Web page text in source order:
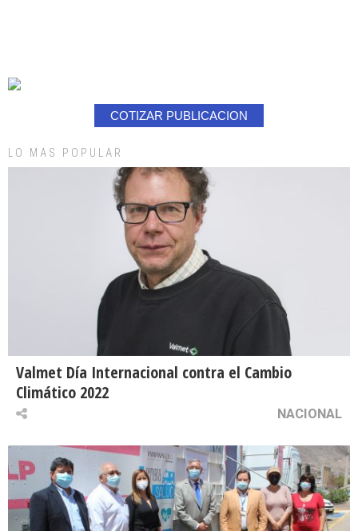
COTIZAR PUBLICACION
LO MAS POPULAR
Valmet Día Internacional contra el Cambio
Climático 2022
NACIONAL